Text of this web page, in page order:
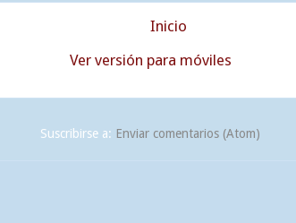
Inicio
Ver versión para móviles
Suscribirse a: Enviar comentarios (Atom)